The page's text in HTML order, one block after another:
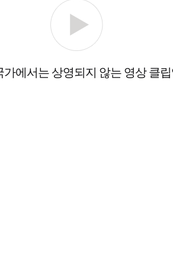
가에서는 상영되지 않는 영상 클